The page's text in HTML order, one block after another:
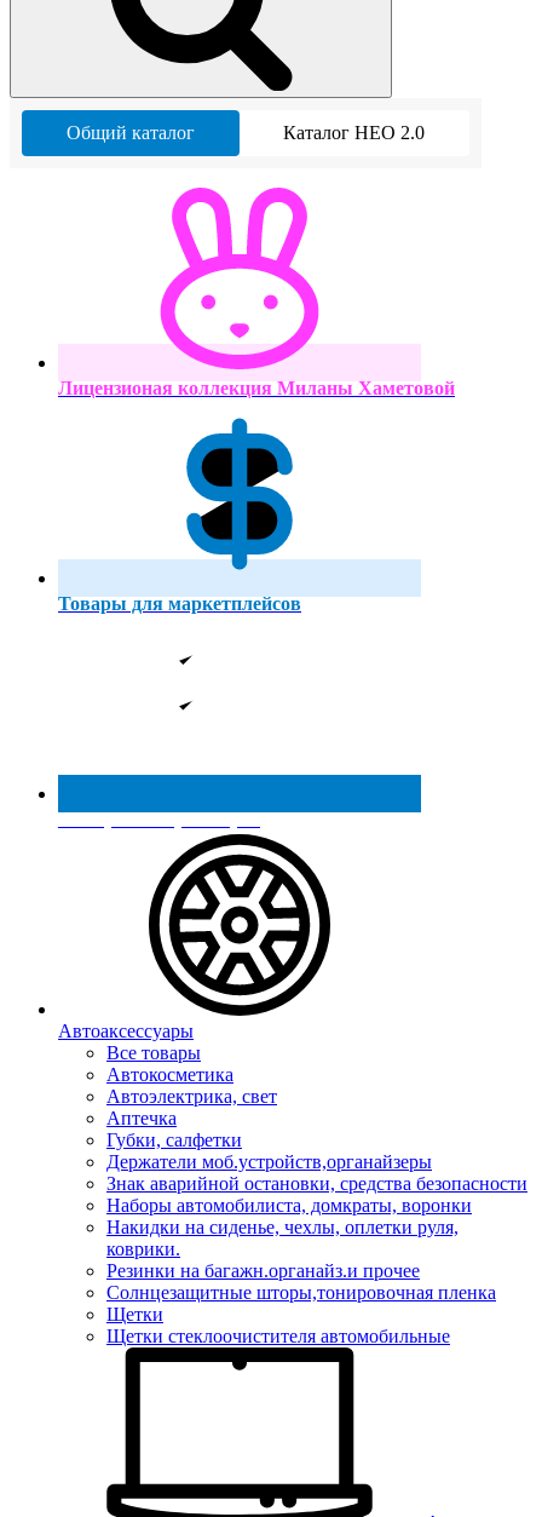
Общий каталог Каталог НЕО 2.0
Лицензионая коллекция Миланы Хаметовой
Товары для маркетплейсов
Реестр МинПромТорга
Автоаксессуары
Все товары
Автокосметика
Автоэлектрика, свет
Аптечка
Губки, салфетки
Держатели моб.устройств,органайзеры
Знак аварийной остановки, средства безопасности
Наборы автомобилиста, домкраты, воронки
Накидки на сиденье, чехлы, оплетки руля,
коврики.
Резинки на багажн.органайз.и прочее
Солнцезащитные шторы,тонировочная пленка
Щетки
Щетки стеклоочистителя автомобильные